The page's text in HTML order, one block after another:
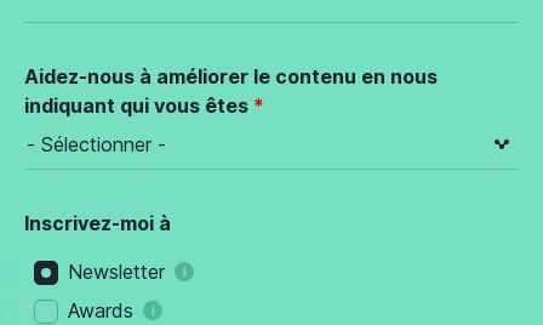
Aidez-nous à améliorer le contenu en nous
indiquant qui vous êtes
Inscrivez-moi à
Newsletter
Awards